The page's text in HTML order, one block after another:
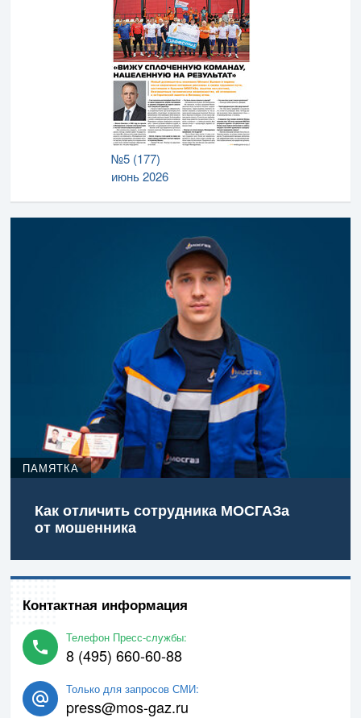
№5 (177)
июнь 2026
ПАМЯТКА
Как отличить сотрудника МОСГАЗа
от мошенника
Контактная информация
Телефон Пресс-службы:
8 (495) 660-60-88
Только для запросов СМИ:
press@mos-gaz.ru